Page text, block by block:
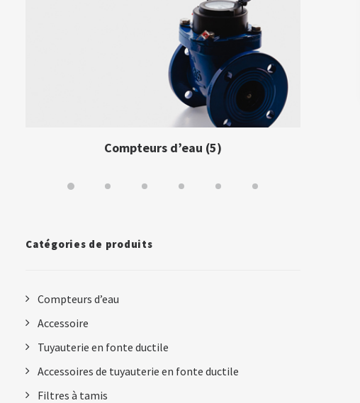
Compteurs d’eau (5)
Catégories de produits
Compteurs d’eau
Accessoire
Tuyauterie en fonte ductile
Accessoires de tuyauterie en fonte ductile
Filtres à tamis